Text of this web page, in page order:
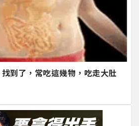
到了，常吃這幾物，吃走大肚